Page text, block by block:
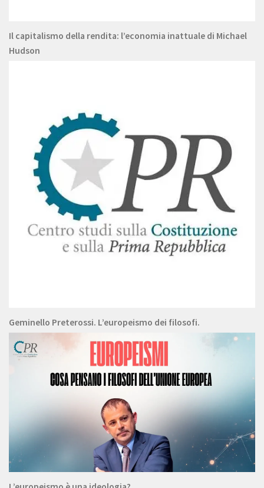
Il capitalismo della rendita: l’economia inattuale di Michael
Hudson
Geminello Preterossi. L’europeismo dei filosofi.